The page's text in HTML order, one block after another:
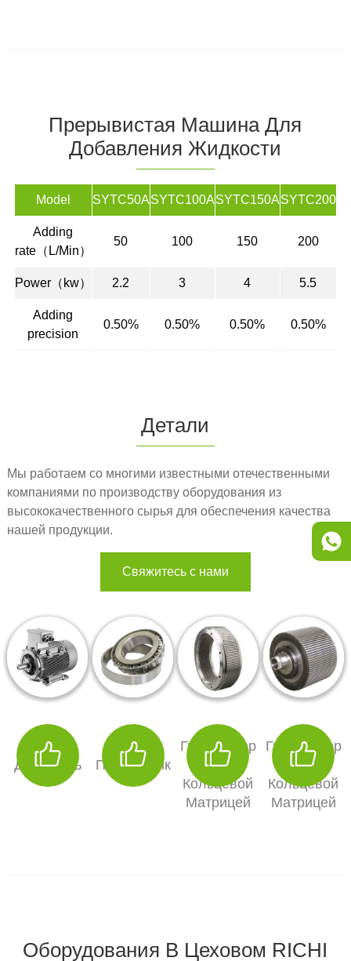
Прерывистая Машина Для
Добавления Жидкости
Model SYTC50ASYTC100ASYTC150ASYTC200
Adding
rate（L/Min）
50 100 150 200
Power（kw） 2.2 3 4 5.5
Adding
precision
0.50% 0.50% 0.50% 0.50%
Детали
Мы работаем со многими известными отечественными
компаниями по производству оборудования из
высококачественного сырья для обеспечения качества
нашей продукции.
Свяжитесь с нами
Siemens
Двигатель
SKF
Подшипник
Гранулятор
С
Кольцевой
Матрицей
Гранулятор
С
Кольцевой
Матрицей
Оборудования В Цеховом RICHI